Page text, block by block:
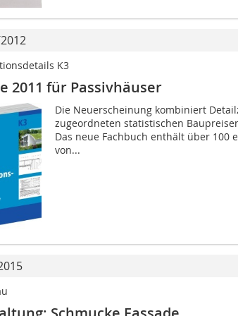
K3
2011 für Passivhäuser
Die Neuerscheinung kombiniert
zugeordneten sta­tistischen
Das neue Fachbuch enthält über 100
von...